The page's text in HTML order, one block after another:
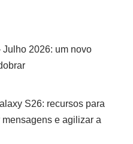
2026: um novo
S26: recursos para
e agilizar a